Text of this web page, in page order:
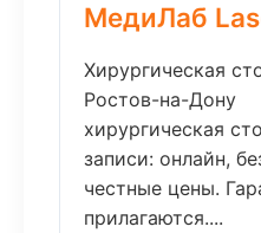
МедиЛаб
Хирургическая
Ростов-на-Дону
хирургическая
записи: онлайн,
честные цены.
прилагаются....